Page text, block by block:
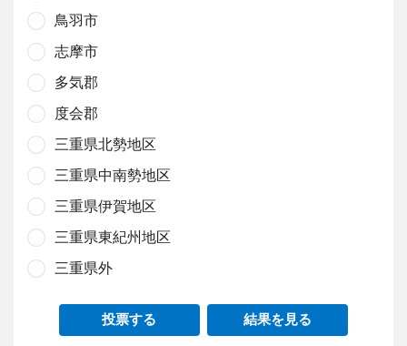
鳥羽市
志摩市
多気郡
度会郡
三重県北勢地区
三重県中南勢地区
三重県伊賀地区
三重県東紀州地区
三重県外
投票する 結果を見る